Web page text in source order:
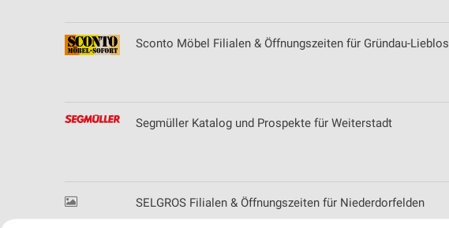
Sconto Möbel Filialen & Öffnungszeiten für Gründau-Lieblos
Segmüller Katalog und Prospekte für Weiterstadt
SELGROS Filialen & Öffnungszeiten für Niederdorfelden